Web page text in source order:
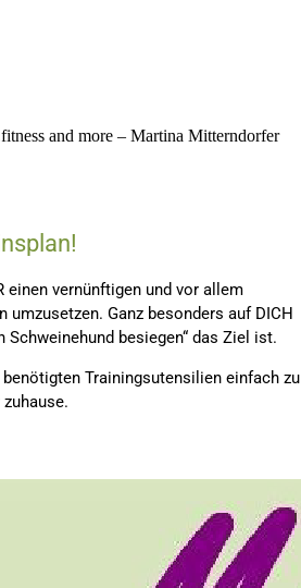
and more – Martina Mitterndorfer
einen vernünftigen und vor allem
Ganz besonders auf DICH
besiegen“ das Ziel ist.
Trainingsutensilien einfach zu